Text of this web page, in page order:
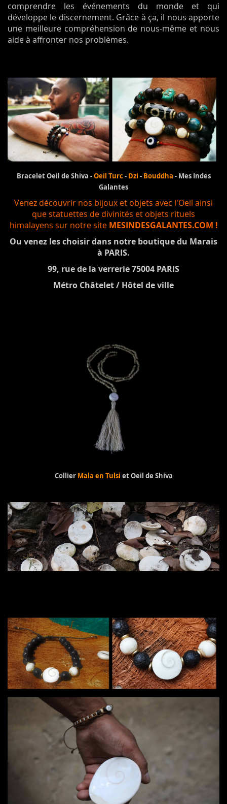
comprendre les événements du monde et qui
développe le discernement. Grâce à ça, il nous apporte
une meilleure compréhension de nous-même et nous
aide à affronter nos problèmes.
Bracelet Oeil de Shiva -Oeil Turc-Dzi - Bouddha - Mes Indes
Galantes
Venez découvrir nos bijoux et objets avec l'Oeil ainsi
que statuettes de divinités et objets rituels
himalayens sur notre site MESINDESGALANTES.COM !
Ou venez les choisir dans notre boutique du Marais
à PARIS.
99, rue de la verrerie 75004 PARIS
Métro Châtelet / Hôtel de ville
Collier Mala en Tulsi et Oeil de Shiva